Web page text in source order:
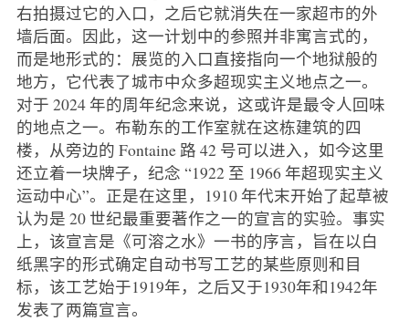
右拍摄过它的入口，之后它就消失在一家超市的外
墙后面。因此，这一计划中的参照并非寓言式的，
而是地形式的：展览的入口直接指向一个地狱般的
地方，它代表了城市中众多超现实主义地点之一。
对于 2024 年的周年纪念来说，这或许是最令人回味
的地点之一。布勒东的工作室就在这栋建筑的四
楼，从旁边的 Fontaine 路 42 号可以进入，如今这里
还立着一块牌子，纪念 “1922 至 1966 年超现实主义
运动中心”。正是在这里，1910 年代末开始了起草被
认为是 20 世纪最重要著作之一的宣言的实验。事实
上，该宣言是《可溶之水》一书的序言，旨在以白
纸黑字的形式确定自动书写工艺的某些原则和目
标，该工艺始于1919年，之后又于1930年和1942年
发表了两篇宣言。